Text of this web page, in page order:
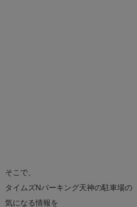
そこで、
タイムズNパーキング天神の駐車場の
気になる情報を